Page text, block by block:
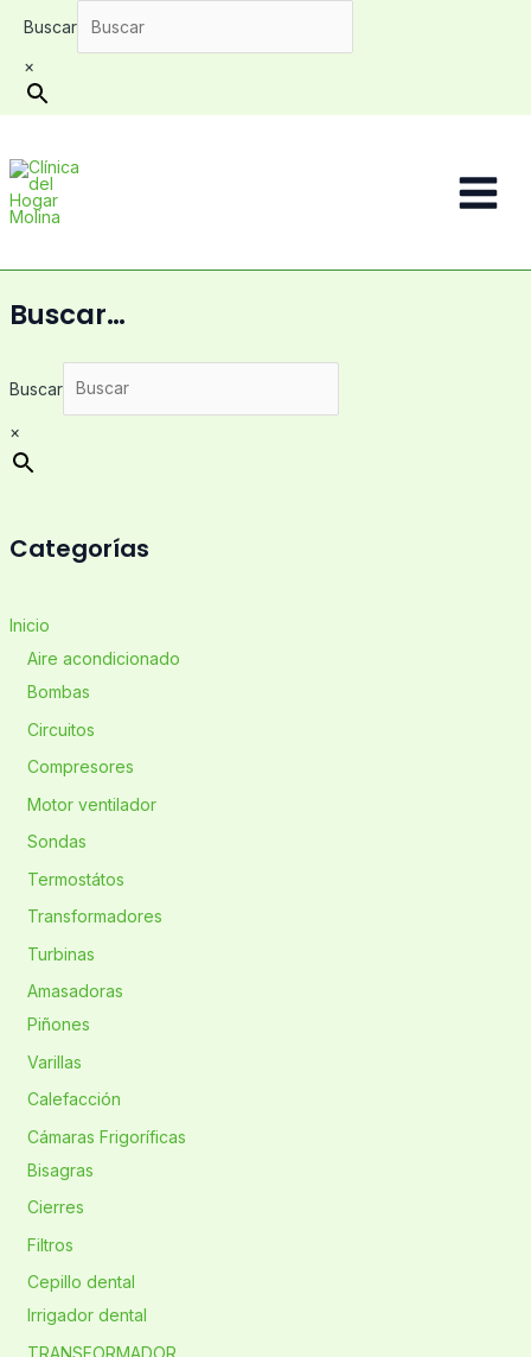
contenido
Buscar
×
Main
Buscar…
Buscar
×
Categorías
Inicio
Aire acondicionado
Bombas
Circuitos
Compresores
Motor ventilador
Sondas
Termostátos
Transformadores
Turbinas
Amasadoras
Piñones
Varillas
Calefacción
Cámaras Frigoríficas
Bisagras
Cierres
Filtros
Cepillo dental
Irrigador dental
TRANSFORMADOR